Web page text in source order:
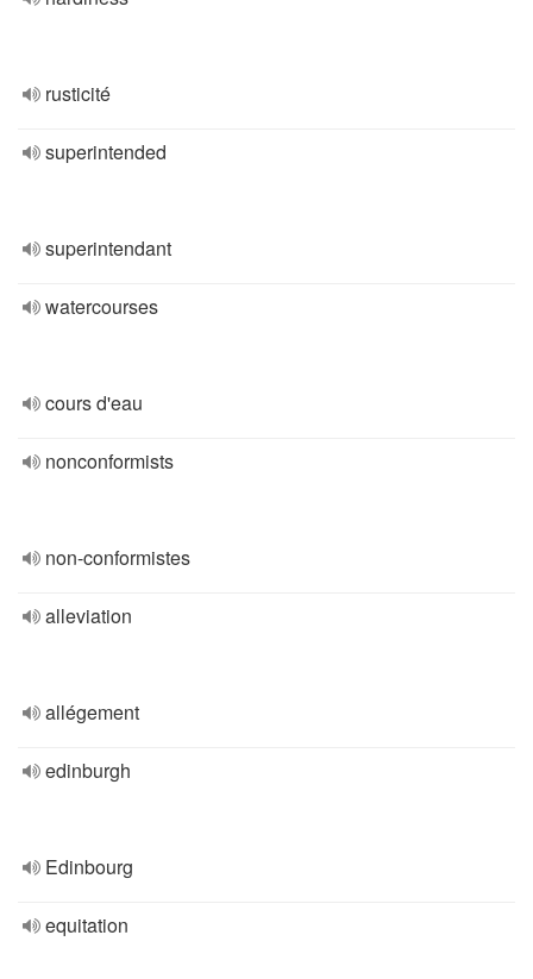
rusticité
superintended
superintendant
watercourses
cours d'eau
nonconformists
non-conformistes
alleviation
allégement
edinburgh
Edinbourg
equitation